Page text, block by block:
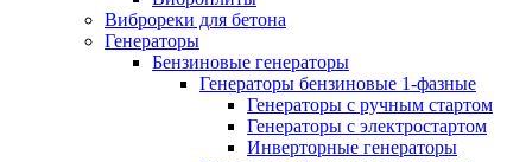
Виброреки для бетона
Генераторы
Бензиновые генераторы
Генераторы бензиновые 1-фазные
Генераторы с ручным стартом
Генераторы с электростартом
Инверторные генераторы